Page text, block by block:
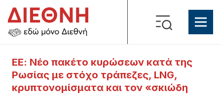
ΕΕ: Νέο πακέτο κυρώσεων κατά της
Ρωσίας με στόχο τράπεζες, LNG,
κρυπτονομίσματα και τον «σκιώδη